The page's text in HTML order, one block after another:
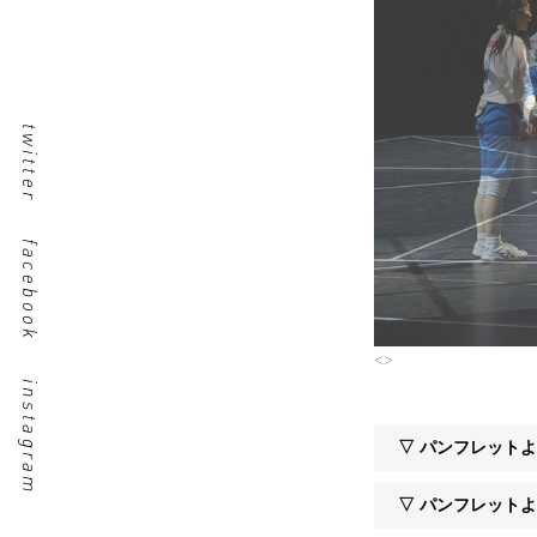
<>
▽ パンフレット
▽ パンフレット
twitter
facebook
instagram